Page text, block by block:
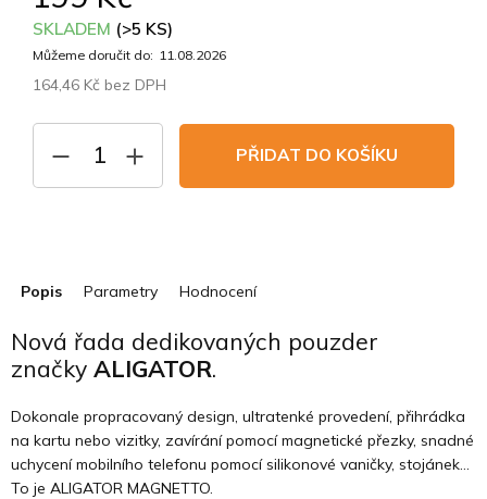
SKLADEM (>5 KS)
Můžeme doručit do: 11.08.2026
164,46 Kč bez DPH
PŘIDAT DO KOŠÍKU
Popis Parametry Hodnocení
Nová řada dedikovaných pouzder
značky ALIGATOR.
Dokonale propracovaný design, ultratenké provedení, přihrádka
na kartu nebo vizitky, zavírání pomocí magnetické přezky, snadné
uchycení mobilního telefonu pomocí silikonové vaničky, stojánek…
To je ALIGATOR MAGNETTO.